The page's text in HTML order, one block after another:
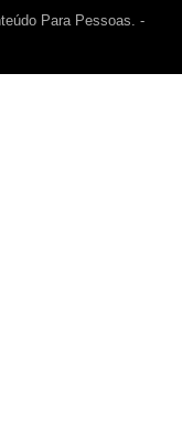
Para Pessoas. -